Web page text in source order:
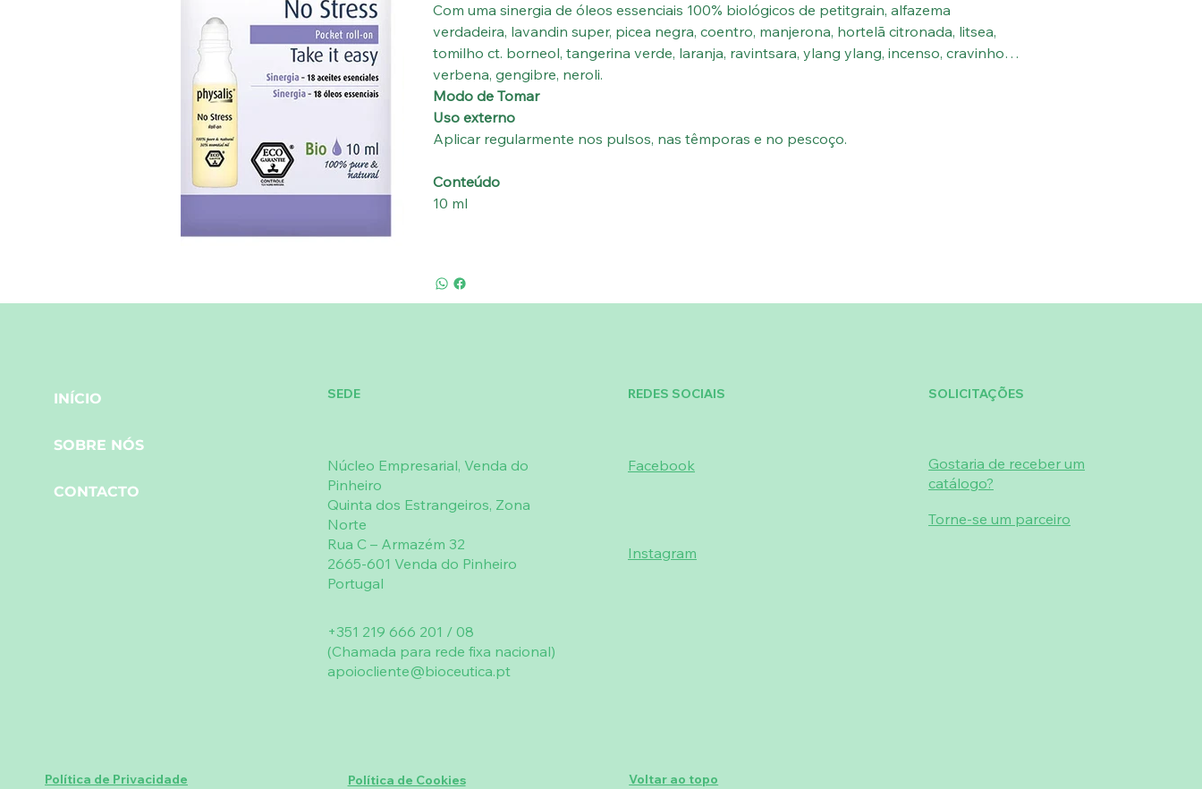
Com uma sinergia de óleos essenciais 100% biológicos de petitgrain, alfazema
verdadeira, lavandin super, picea negra, coentro, manjerona, hortelã citronada, litsea,
tomilho ct. borneol, tangerina verde, laranja, ravintsara, ylang ylang, incenso, cravinho,
verbena, gengibre, neroli.
Modo de Tomar
Uso externo
Aplicar regularmente nos pulsos, nas têmporas e no pescoço.
Conteúdo
10 ml
INÍCIO
SOBRE NÓS
CONTACTO
+351 219 666 201 / 08
(Chamada para rede fixa nacional)
apoiocliente@bioceutica.pt
Núcleo Empresarial, Venda do
Pinheiro
Quinta dos Estrangeiros, Zona
Norte
Rua C – Armazém 32
2665-601 Venda do Pinheiro
Portugal
SEDE REDES SOCIAIS
Facebook
Instagram
SOLICITAÇÕES
Gostaria de receber um
catálogo?
Torne-se um parceiro
Política de Privacidade Voltar ao topo
Política de Cookies